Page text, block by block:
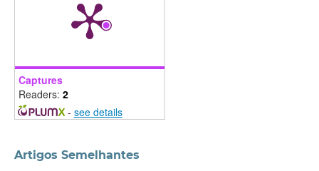
Captures
Readers: 2
- see details
Artigos Semelhantes